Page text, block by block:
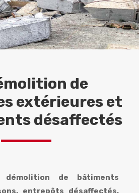
de
extérieures et
désaffectés
démolition de bâtiments
entrepôts désaffectés,